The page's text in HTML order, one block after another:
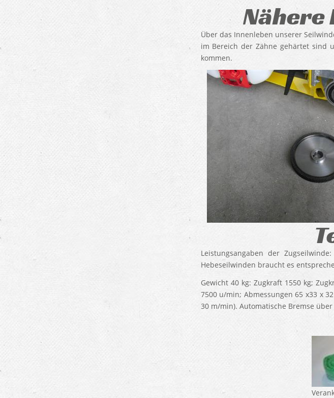
Nähere
Über das Innenleben unserer
im Bereich der Zähne gehärtet sind
kommen.
Leistungsangaben der
Hebeseilwinden braucht es
Gewicht 40 kg: Zugkraft 1550 kg;
7500 u/min; Abmessungen 65 x33 x
30 m/min). Automatische Bremse